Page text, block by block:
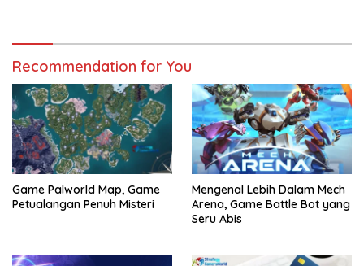
Recommendation for You
Game Palworld Map, Game
Petualangan Penuh Misteri
Mengenal Lebih Dalam Mech
Arena, Game Battle Bot yang
Seru Abis